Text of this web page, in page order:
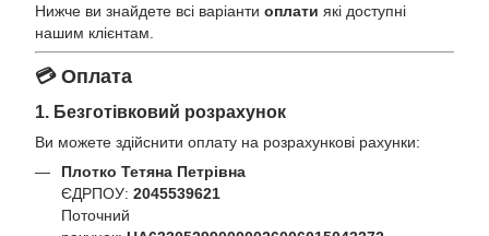
Нижче ви знайдете всі варіанти оплати які доступні
нашим клієнтам.
💳 Оплата
1. Безготівковий розрахунок
Ви можете здійснити оплату на розрахункові рахунки:
Плотко Тетяна Петрівна
ЄДРПОУ: 2045539621
Поточний